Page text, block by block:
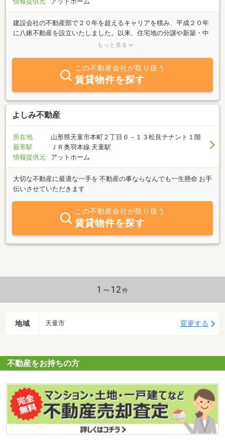
建設会社の不動産部で２０年を超えるキャリアを積み、平成２０年
に八鍬不動産を設立いたしました。以来、住宅地の分譲や新築・中
古住宅の販売など、主に売買物件の取引を中心に業務を行っており
心から感謝、申し上げます。日頃より一人ひとりを大切にという思
いでご相談・ご提案をさせていただいております。これからもお客
様の気持ちと現場第一主義で、お客様の期待に１００パーセントこ
たえられるように頑張ってまいります。今後とも、どうぞよろしく
お願い申し上げます。
もっと見る
この不動産会社が取り扱う
賃貸物件を探す
よしみ不動産
所在地
山形県天童市本町２丁目６－１３松良テナント１階
最寄駅
ＪＲ奥羽本線 天童駅
情報提供元
アットホーム
大切な不動産に最適な一手を 不動産の事ならなんでも一生懸命 お手
伝いさせていただきます
この不動産会社が取り扱う
賃貸物件を探す
1～12 件
地域 天童市 変更する
不動産をお持ちの方